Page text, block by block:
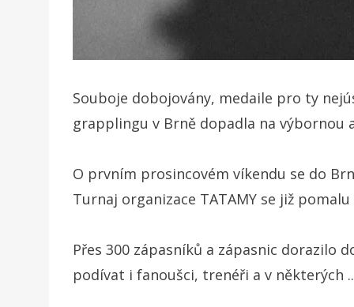
Souboje dobojovány, medaile pro ty
grapplingu v Brně dopadla na
O prvním prosincovém víkendu se do
Turnaj organizace TATAMY se již
Přes 300 zápasníků a zápasnic dorazilo
podívat i fanoušci, trenéři a v některých